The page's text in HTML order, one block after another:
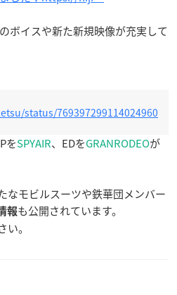
ボイスや新た新規映像が充実して
status/769397299114024960
をSPYAIR、EDをGRANRODEOが
なモビルスーツや鉄華団メンバー
報も公開されています。
い。